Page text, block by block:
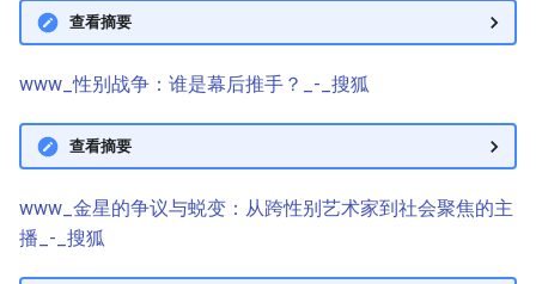
查看摘要
www_性别战争：谁是幕后推手？_-_搜狐
查看摘要
www_金星的争议与蜕变：从跨性别艺术家到社会聚焦的主
播_-_搜狐